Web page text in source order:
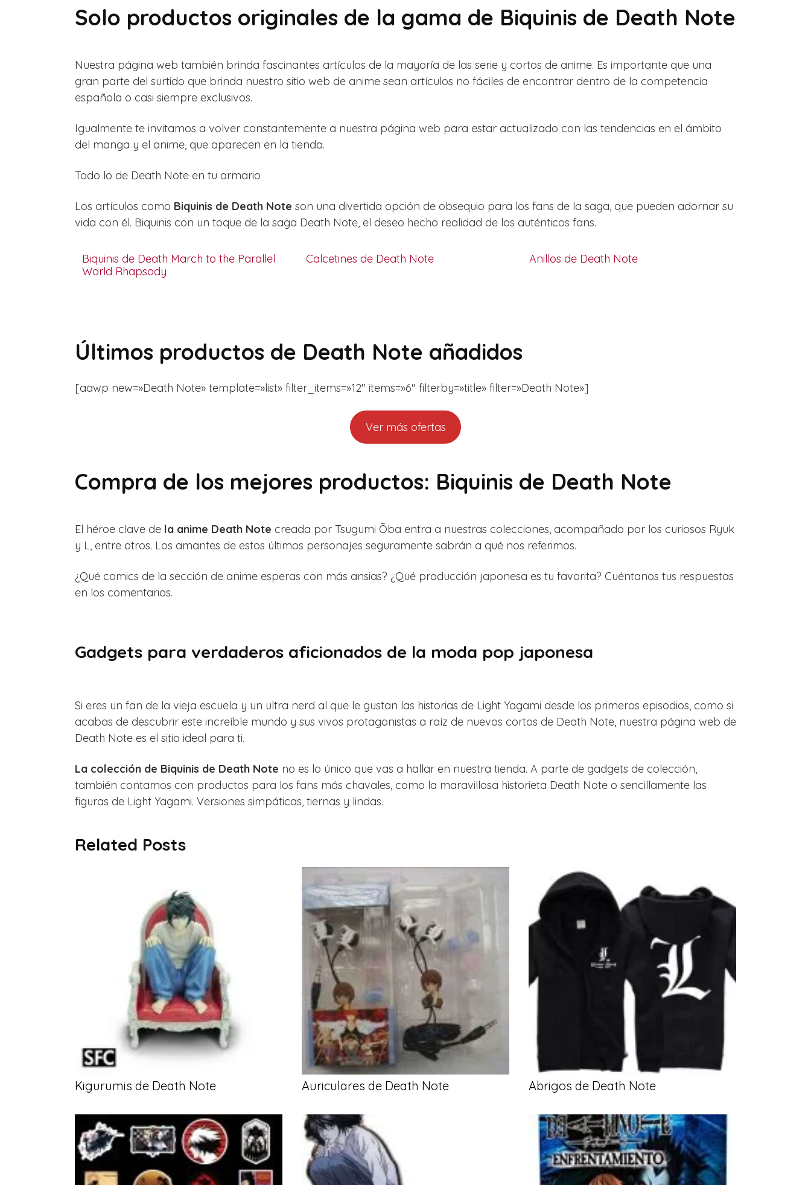
Solo productos originales de la gama de Biquinis de Death Note
Nuestra página web también brinda fascinantes artículos de la mayoría de las serie y cortos de anime. Es importante que una
gran parte del surtido que brinda nuestro sitio web de anime sean artículos no fáciles de encontrar dentro de la competencia
española o casi siempre exclusivos.
Igualmente te invitamos a volver constantemente a nuestra página web para estar actualizado con las tendencias en el ámbito
del manga y el anime, que aparecen en la tienda.
Todo lo de Death Note en tu armario
Los artículos como Biquinis de Death Note son una divertida opción de obsequio para los fans de la saga, que pueden adornar su
vida con él. Biquinis con un toque de la saga Death Note, el deseo hecho realidad de los auténticos fans.
Biquinis de Death March to the Parallel
World Rhapsody
Calcetines de Death Note Anillos de Death Note
Últimos productos de Death Note añadidos
[aawp new=»Death Note» template=»list» filter_items=»12″ items=»6″ filterby=»title» filter=»Death Note»]
Ver más ofertas
Compra de los mejores productos: Biquinis de Death Note
El héroe clave de la anime Death Note creada por Tsugumi Ōba entra a nuestras colecciones, acompañado por los curiosos Ryuk
y L, entre otros. Los amantes de estos últimos personajes seguramente sabrán a qué nos referimos.
¿Qué comics de la sección de anime esperas con más ansias? ¿Qué producción japonesa es tu favorita? Cuéntanos tus respuestas
en los comentarios.
Gadgets para verdaderos aficionados de la moda pop japonesa
Si eres un fan de la vieja escuela y un ultra nerd al que le gustan las historias de Light Yagami desde los primeros episodios, como si
acabas de descubrir este increíble mundo y sus vivos protagonistas a raíz de nuevos cortos de Death Note, nuestra página web de
Death Note es el sitio ideal para ti.
La colección de Biquinis de Death Note no es lo único que vas a hallar en nuestra tienda. A parte de gadgets de colección,
también contamos con productos para los fans más chavales, como la maravillosa historieta Death Note o sencillamente las
figuras de Light Yagami. Versiones simpáticas, tiernas y lindas.
Related Posts
Kigurumis de Death Note Auriculares de Death Note Abrigos de Death Note